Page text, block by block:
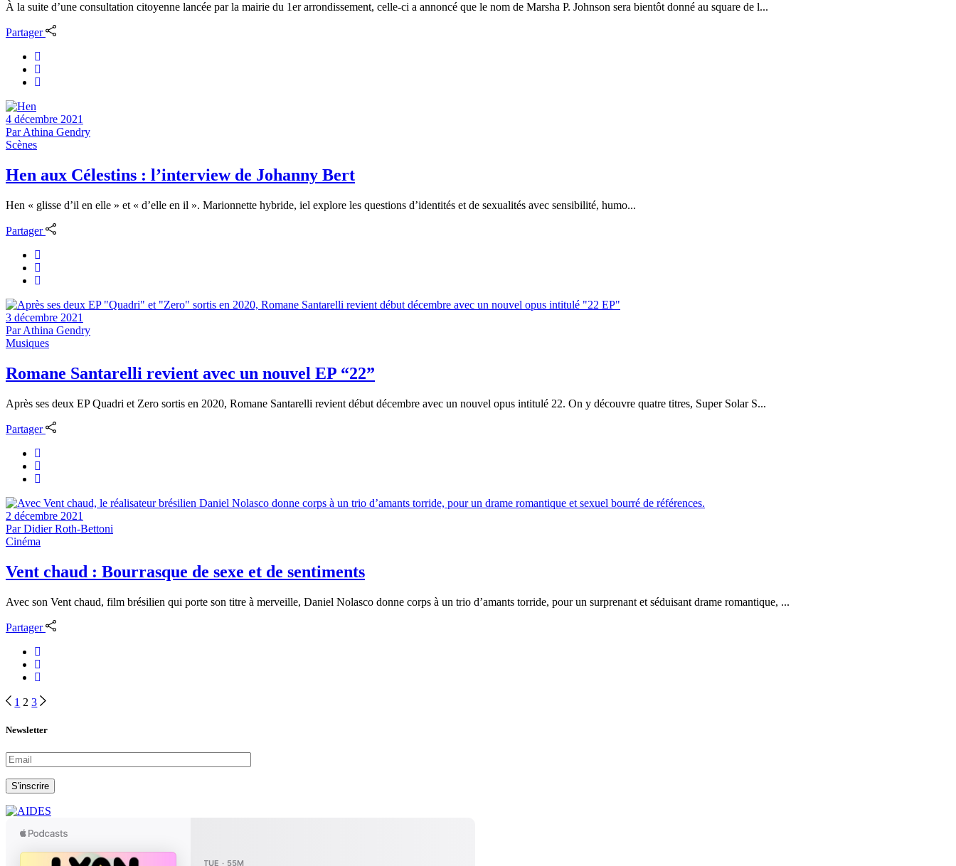
À la suite d’une consultation citoyenne lancée par la mairie du 1er arrondissement, celle-ci a annoncé que le nom de Marsha P. Johnson sera bientôt donné au square de l...
Partager
4 décembre 2021
ParAthina Gendry
Scènes
Hen aux Célestins : l’interview de Johanny Bert
Hen « glisse d’il en elle » et « d’elle en il ». Marionnette hybride, iel explore les questions d’identités et de sexualités avec sensibilité, humo...
Partager
3 décembre 2021
ParAthina Gendry
Musiques
Romane Santarelli revient avec un nouvel EP “22”
Après ses deux EP Quadri et Zero sortis en 2020, Romane Santarelli revient début décembre avec un nouvel opus intitulé 22. On y découvre quatre titres, Super Solar S...
Partager
2 décembre 2021
ParDidier Roth-Bettoni
Cinéma
Vent chaud : Bourrasque de sexe et de sentiments
Avec son Vent chaud, film brésilien qui porte son titre à merveille, Daniel Nolasco donne corps à un trio d’amants torride, pour un surprenant et séduisant drame romantique, ...
Partager
Navigation
des
1 2 3
Newsletter
S'inscrire